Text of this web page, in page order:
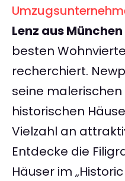
Lenz aus München
besten
recherchiert.
seine
historischen
Vielzahl an
Entdecke die
Häuser im